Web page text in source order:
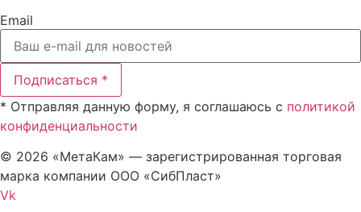
Email
Подписаться *
* Отправляя данную форму, я соглашаюсь с политикой
конфиденциальности
© 2026 «МетаКам» — зарегистрированная торговая
марка компании ООО «СибПласт»
Vk